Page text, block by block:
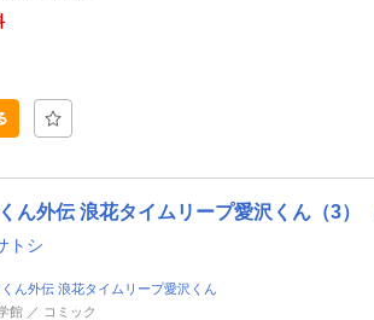
ん外伝 浪花タイムリープ愛沢くん（3）
トシ
ん外伝 浪花タイムリープ愛沢くん
館 ／ コミック